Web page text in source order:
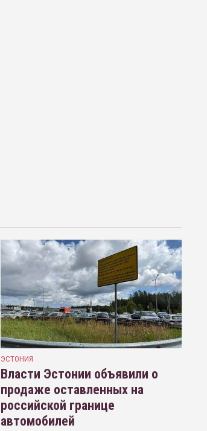
ЭСТОНИЯ
Власти Эстонии объявили о
продаже оставленных на
российской границе
автомобилей